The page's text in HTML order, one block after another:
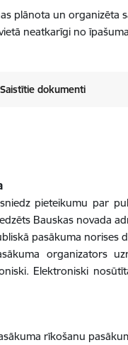
plānota un organizēta
neatkarīgi no
Saistītie dokumenti
pieteikumu par
Bauskas novada
pasākuma norises
organizators
Elektroniski
rīkošanu